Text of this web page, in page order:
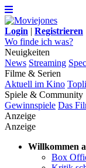
Login | Registrieren
Wo finde ich was?
Neuigkeiten
News Streaming
Filme & Serien
Aktuell im Kino
Spiele & Community
Gewinnspiele Das
Anzeige
Anzeige
Willkommen
Box